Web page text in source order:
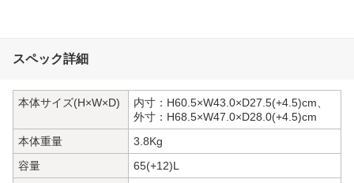
スペック詳細
本体サイズ(H×W×D)
内寸：H60.5×W43.0×D27.5(+4.5)cm、
外寸：H68.5×W47.0×D28.0(+4.5)cm
本体重量
3.8Kg
容量
65(+12)L